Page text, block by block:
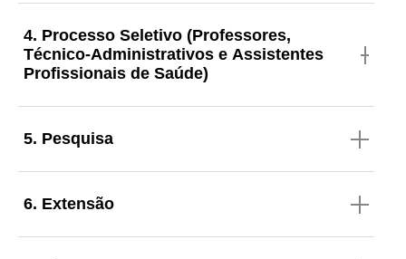
4. Processo Seletivo (Professores,
Técnico-Administrativos e Assistentes
Profissionais de Saúde)
5. Pesquisa
6. Extensão